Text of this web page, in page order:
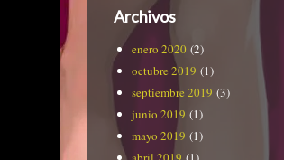
Archivos
enero 2020 (2)
octubre 2019 (1)
septiembre 2019 (3)
junio 2019 (1)
mayo 2019 (1)